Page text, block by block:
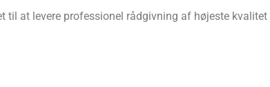
til at levere professionel rådgivning af højeste kvalitet